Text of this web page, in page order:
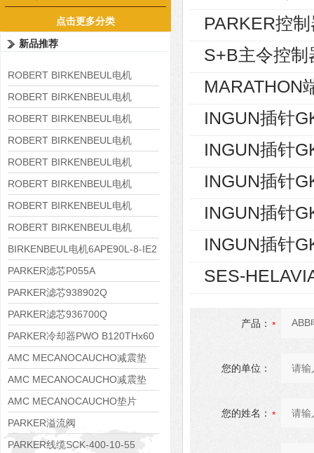
点击更多分类
新品推荐
ROBERT BIRKENBEUL电机
8APE225M-4-IE3
ROBERT BIRKENBEUL电机
8APE180L-4 IE3
ROBERT BIRKENBEUL电机
8APE160M-6 IE3
ROBERT BIRKENBEUL电机
8APE160L-4-IE3
ROBERT BIRKENBEUL电机
8APE112M-6K-IE3
ROBERT BIRKENBEUL电机
8APE100L-2 IE3
ROBERT BIRKENBEUL电机
8APE90S-4 IE3
ROBERT BIRKENBEUL电机
8APE80M-2K-IE3
BIRKENBEUL电机6APE90L-8-IE2
PARKER滤芯P055A
PARKER滤芯938902Q
PARKER滤芯936700Q
PARKER冷却器PWO B120THx60
AMC MECANOCAUCHO减震垫
138552
AMC MECANOCAUCHO减震垫
138551
AMC MECANOCAUCHO垫片
608074
PARKER溢流阀
RE06M35W2N1KWXG087
PARKER线缆SCK-400-10-55
PARKER控
S+B主令控
MARATHON
INGUN插针
INGUN插针
INGUN插针
INGUN插针
INGUN插针
SES-
产品：
您的单位：
您的姓名：